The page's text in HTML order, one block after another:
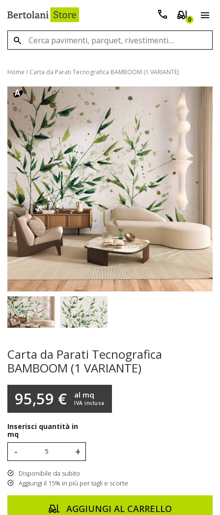
0
Home / Carta da Parati Tecnografica BAMBOOM (1 VARIANTE)
Carta da Parati Tecnografica
BAMBOOM (1 VARIANTE)
95,59 € IVA inclusa
al mq
Inserisci quantità in
mq
- +
Disponibile da subito
Aggiungi il 15% in più per tagli e scorte
AGGIUNGI AL CARRELLO